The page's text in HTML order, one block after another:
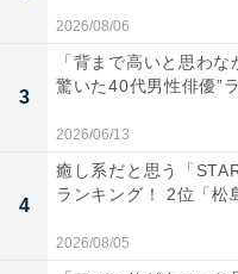
同率2位：板垣李光人
同率2位は、板垣李光
顔立ち、高い演技力で
しています。なにわ男
る、現在放送中のテレ
2026/08/06
3
「背まで高いと思わ
驚いた40代男性俳優”
2026/06/13
4
癒し系だと思う「
ランキング！ 2位「松
2026/08/05